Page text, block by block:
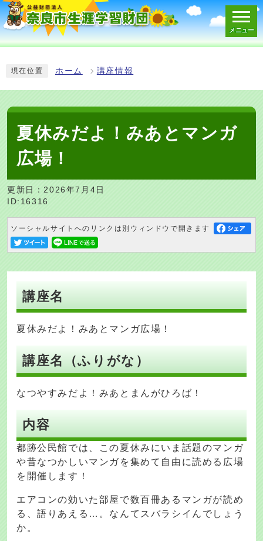
メニュー
現在位置 ホーム 講座情報
夏休みだよ！みあとマンガ
広場！
更新日：2026年7月4日
ID:16316
ソーシャルサイトへのリンクは別ウィンドウで開きます
講座名
夏休みだよ！みあとマンガ広場！
講座名（ふりがな）
なつやすみだよ！みあとまんがひろば！
内容
都跡公民館では、この夏休みにいま話題のマンガ
や昔なつかしいマンガを集めて自由に読める広場
を開催します！
エアコンの効いた部屋で数百冊あるマンガが読め
る、語りあえる…。なんてスバラシイんでしょう
か。